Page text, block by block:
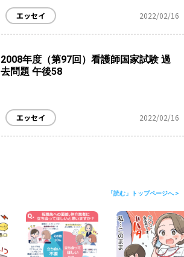
エッセイ 2022/02/16
2008年度（第97回）看護師国家試験 過
去問題 午後58
エッセイ 2022/02/16
「読む」トップページへ >